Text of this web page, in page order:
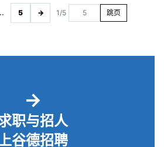
5 → 1/5 跳页
→
职与招人
谷德招聘